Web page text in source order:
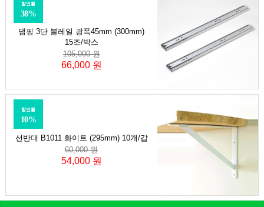
댐핑 3단 볼레일 광폭45mm (300mm)
15조/박스
할인률
38%
105,000 원
66,000 원
선반대 B1011 화이트 (295mm) 10개/갑
할인률
10%
60,000 원
54,000 원